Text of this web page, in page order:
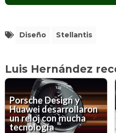
Diseño Stellantis
Luis Hernández
Porsche Design y
Huawei desarrollaron
un reloj con mucha
tecnología